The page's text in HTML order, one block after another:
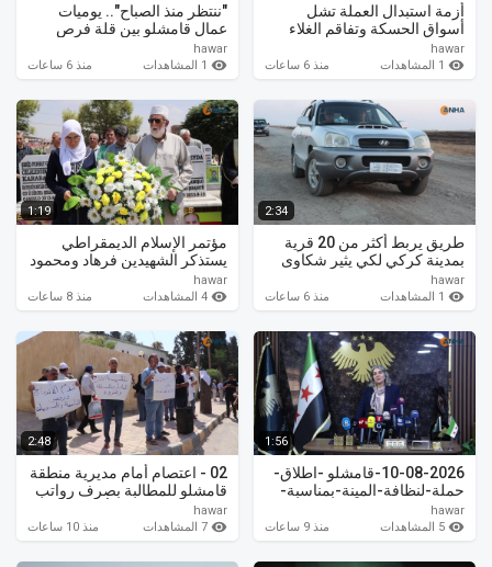
أزمة استبدال العملة تشل
أسواق الحسكة وتفاقم الغلاء
المعيشي
hawar
منذ 6 ساعات
"ننتظر منذ الصباح".. يوميات
عمال قامشلو بين قلة فرص
العمل وغلاء المعيشة
hawar
منذ 6 ساعات
2:34
طريق يربط أكثر من 20 قرية
بمدينة كركي لكي يثير شكاوى
الأهالي
hawar
منذ 6 ساعات
1:19
مؤتمر الإسلام الديمقراطي
يستذكر الشهيدين فرهاد ومحمود
(1)
hawar
منذ 8 ساعات
1:56
10-08-2026-قامشلو -اطلاق-
حملة-لنظافة-المينة-بمناسبة-
المئوية
hawar
منذ 9 ساعات
2:48
02 - اعتصام أمام مديرية منطقة
قامشلو للمطالبة بصرف رواتب
المتقاعدين وخفض أسعار
المحروقات
hawar
منذ 10 ساعات